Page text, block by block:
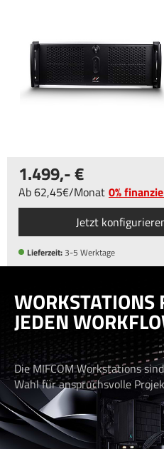
1.499,-
Ab62,45 /Monat 0%
Jetzt
Lieferzeit:3-5 Werktage
WORKSTATIONS
JEDEN
Die MIFCOM Workstations
Wahl für anspruchsvolle